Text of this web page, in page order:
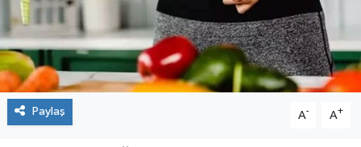
Paylaş A- A+